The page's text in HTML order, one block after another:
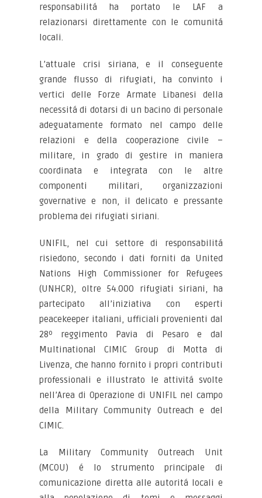
responsabilitá ha portato le LAF a
relazionarsi direttamente con le comunitá
locali.
L’attuale crisi siriana, e il conseguente
grande flusso di rifugiati, ha convinto i
vertici delle Forze Armate Libanesi della
necessitá di dotarsi di un bacino di personale
adeguatamente formato nel campo delle
relazioni e della cooperazione civile –
militare, in grado di gestire in maniera
coordinata e integrata con le altre
componenti militari, organizzazioni
governative e non, il delicato e pressante
problema dei rifugiati siriani.
UNIFIL, nel cui settore di responsabilitá
risiedono, secondo i dati forniti da United
Nations High Commissioner for Refugees
(UNHCR), oltre 54.000 rifugiati siriani, ha
partecipato all’iniziativa con esperti
peacekeeper italiani, ufficiali provenienti dal
28º reggimento Pavia di Pesaro e dal
Multinational CIMIC Group di Motta di
Livenza, che hanno fornito i propri contributi
professionali e illustrato le attivitá svolte
nell’Area di Operazione di UNIFIL nel campo
della Military Community Outreach e del
CIMIC.
La Military Community Outreach Unit
(MCOU) é lo strumento principale di
comunicazione diretta alle autoritá locali e